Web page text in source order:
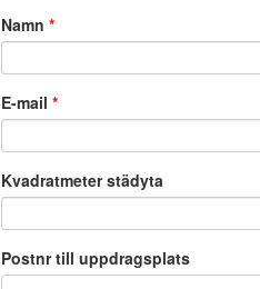
Namn *
E-mail *
Kvadratmeter städyta
Postnr till uppdragsplats